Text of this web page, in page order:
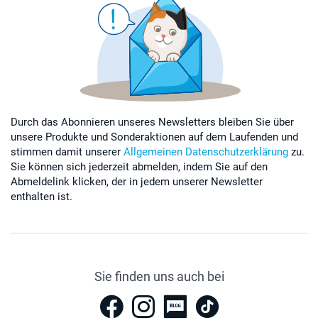
Durch das Abonnieren unseres Newsletters bleiben Sie über
unsere Produkte und Sonderaktionen auf dem Laufenden und
stimmen damit unserer Allgemeinen Datenschutzerklärung zu.
Sie können sich jederzeit abmelden, indem Sie auf den
Abmeldelink klicken, der in jedem unserer Newsletter
enthalten ist.
Sie finden uns auch bei